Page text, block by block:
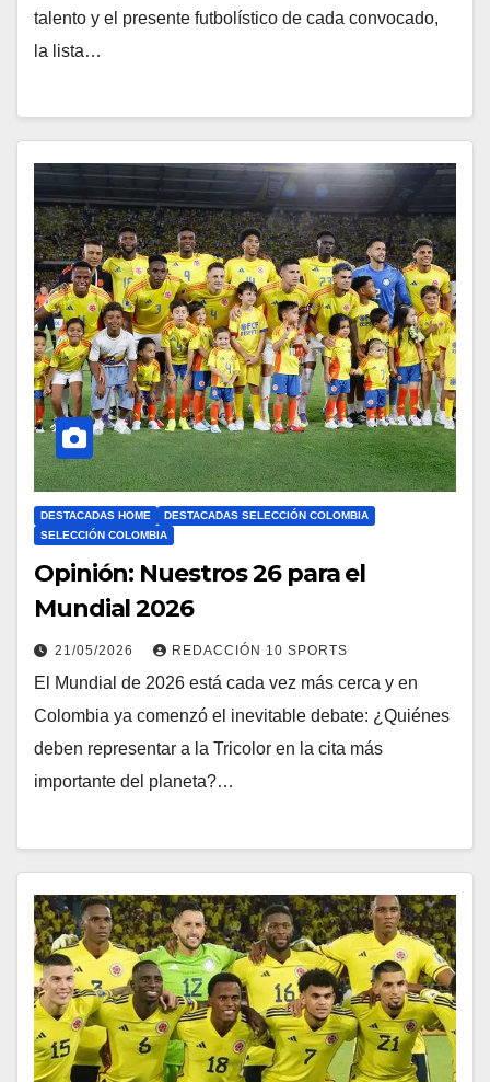
talento y el presente futbolístico de cada convocado,
la lista…
DESTACADAS HOME
DESTACADAS SELECCIÓN COLOMBIA
SELECCIÓN COLOMBIA
Opinión: Nuestros 26 para el
Mundial 2026
21/05/2026 REDACCIÓN 10 SPORTS
El Mundial de 2026 está cada vez más cerca y en
Colombia ya comenzó el inevitable debate: ¿Quiénes
deben representar a la Tricolor en la cita más
importante del planeta?…